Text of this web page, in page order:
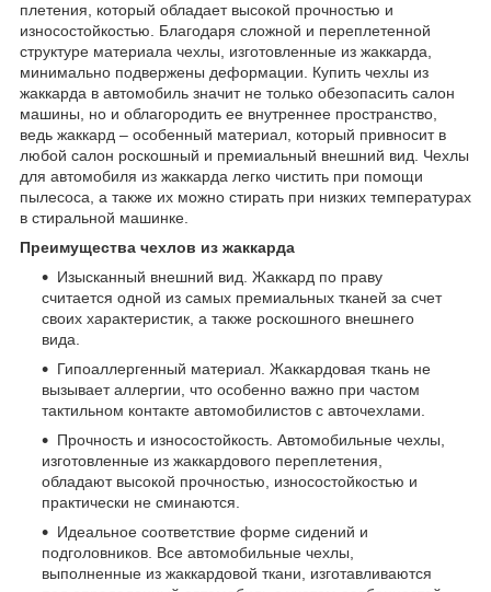
плетения, который обладает высокой прочностью и
износостойкостью. Благодаря сложной и переплетенной
структуре материала чехлы, изготовленные из жаккарда,
минимально подвержены деформации. Купить чехлы из
жаккарда в автомобиль значит не только обезопасить салон
машины, но и облагородить ее внутреннее пространство,
ведь жаккард – особенный материал, который привносит в
любой салон роскошный и премиальный внешний вид. Чехлы
для автомобиля из жаккарда легко чистить при помощи
пылесоса, а также их можно стирать при низких температурах
в стиральной машинке.
Преимущества чехлов из жаккарда
Изысканный внешний вид. Жаккард по праву
считается одной из самых премиальных тканей за счет
своих характеристик, а также роскошного внешнего
вида.
Гипоаллергенный материал. Жаккардовая ткань не
вызывает аллергии, что особенно важно при частом
тактильном контакте автомобилистов с авточехлами.
Прочность и износостойкость. Автомобильные чехлы,
изготовленные из жаккардового переплетения,
обладают высокой прочностью, износостойкостью и
практически не сминаются.
Идеальное соответствие форме сидений и
подголовников. Все автомобильные чехлы,
выполненные из жаккардовой ткани, изготавливаются